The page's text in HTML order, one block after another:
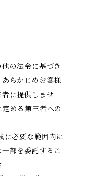
の法令に基づき
らかじめお客様
に提供しませ
める第三者への
に必要な範囲内に
部を委託するこ